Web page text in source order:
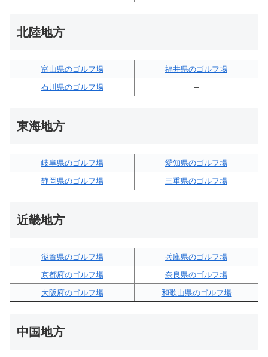
北陸地方
富山県のゴルフ場
福井県のゴルフ場
石川県のゴルフ場
–
東海地方
岐阜県のゴルフ場
愛知県のゴルフ場
静岡県のゴルフ場
三重県のゴルフ場
近畿地方
滋賀県のゴルフ場
兵庫県のゴルフ場
京都府のゴルフ場
奈良県のゴルフ場
大阪府のゴルフ場
和歌山県のゴルフ場
中国地方